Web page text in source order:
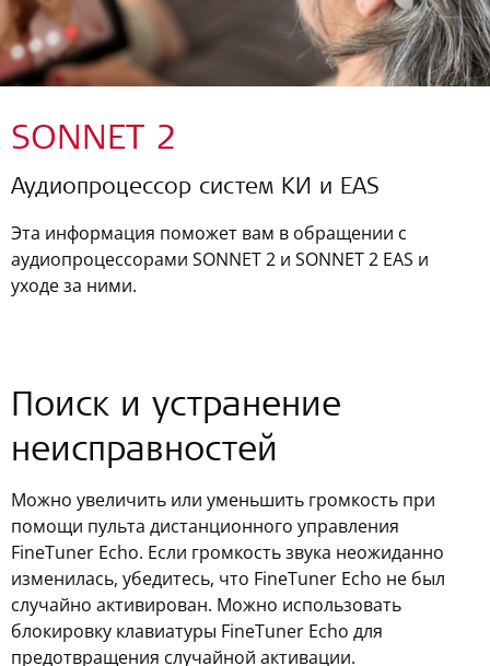
SONNET 2
Аудиопроцессор систем КИ и EAS
Эта информация поможет вам в обращении с
аудиопроцессорами SONNET 2 и SONNET 2 EAS и
уходе за ними.
Поиск и устранение
неисправностей
Можно увеличить или уменьшить громкость при
помощи пульта дистанционного управления
FineTuner Echo. Если громкость звука неожиданно
изменилась, убедитесь, что FineTuner Echo не был
случайно активирован. Можно использовать
блокировку клавиатуры FineTuner Echo для
предотвращения случайной активации.